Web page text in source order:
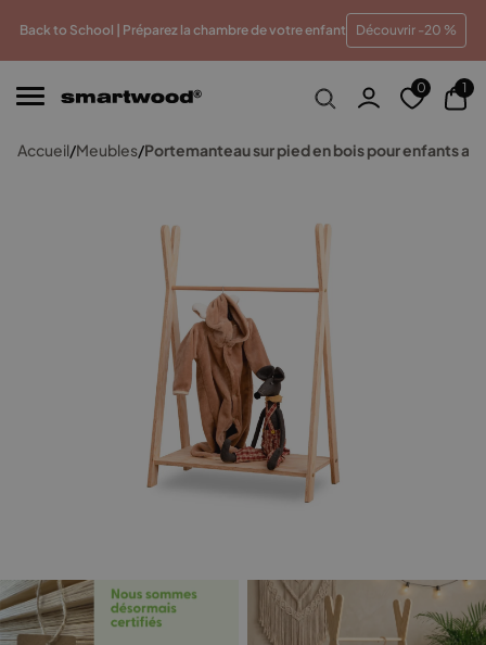
Back to School | Préparez la chambre de votre enfant Découvrir -20 %
prix Paiements en plusieurs fois sans frais
0 1
Accueil/Meubles/Portemanteau sur pied en bois pour enfants